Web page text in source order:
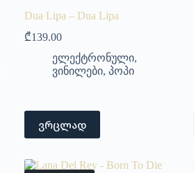
Dua Lipa – Dua Lipa
₾139.00
ელექტრონული,
ვინილები,პოპი
ვრცლად